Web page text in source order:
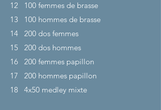
12
100 femmes de brasse
13
100 hommes de brasse
14
200 dos femmes
15
200 dos hommes
16
200 femmes papillon
17
200 hommes papillon
18
4x50 medley mixte